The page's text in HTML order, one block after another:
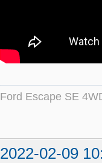
Ford Escape SE
2022-02-09